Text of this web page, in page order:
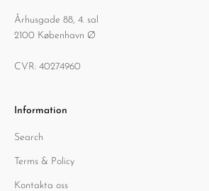
Århusgade 88, 4. sal
2100 København Ø
CVR: 40274960
Information
Search
Terms & Policy
Kontakta oss